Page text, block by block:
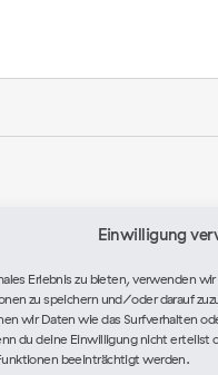
Einwilligung
Erlebnis zu bieten, verwenden
zu speichern und/oder darauf
wir Daten wie das Surfverhalten
du deine Einwilligung nicht erteilst
beeinträchtigt werden.